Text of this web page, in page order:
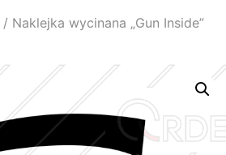
/ Naklejka wycinana „Gun Inside”